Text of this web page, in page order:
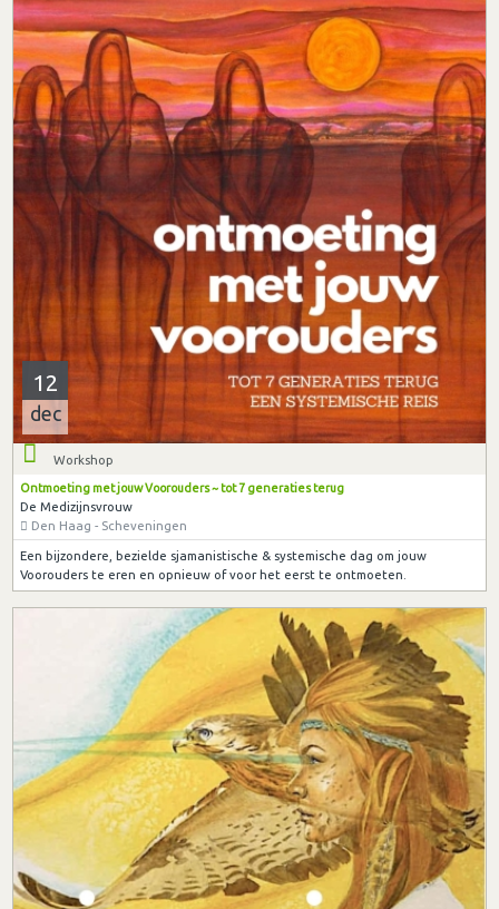
12
dec
Workshop
Ontmoeting met jouw Voorouders ~ tot 7 generaties terug
De Medizijnsvrouw
Den Haag - Scheveningen
Een bijzondere, bezielde sjamanistische & systemische dag om jouw
Voorouders te eren en opnieuw of voor het eerst te ontmoeten.